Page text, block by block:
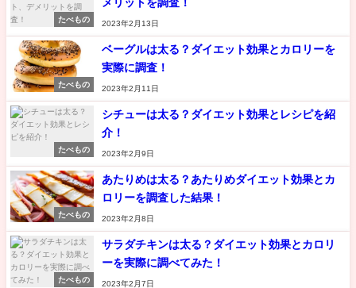
たべもの
メリットを調査！
2023年2月13日
たべもの
ベーグルは太る？ダイエット効果とカロリーを
実際に調査！
2023年2月11日
たべもの
シチューは太る？ダイエット効果とレシピを紹
介！
2023年2月9日
たべもの
あたりめは太る？あたりめダイエット効果とカ
ロリーを調査した結果！
2023年2月8日
たべもの
サラダチキンは太る？ダイエット効果とカロリ
ーを実際に調べてみた！
2023年2月7日